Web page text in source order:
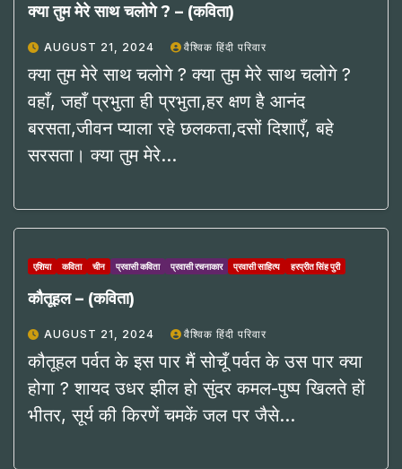
क्या तुम मेरे साथ चलोगे ? – (कविता)
AUGUST 21, 2024 वैश्विक हिंदी परिवार
क्या तुम मेरे साथ चलोगे ? क्या तुम मेरे साथ चलोगे ?
वहाँ, जहाँ प्रभुता ही प्रभुता,हर क्षण है आनंद
बरसता,जीवन प्याला रहे छलकता,दसों दिशाएँ, बहे
सरसता। क्या तुम मेरे…
एशिया कविता चीन प्रवासी कविता प्रवासी रचनाकार प्रवासी साहित्य हरप्रीत सिंह पुरी
कौतूहल – (कविता)
AUGUST 21, 2024 वैश्विक हिंदी परिवार
कौतूहल पर्वत के इस पार मैं सोचूँ पर्वत के उस पार क्या
होगा ? शायद उधर झील हो सुंदर कमल-पुष्प खिलते हों
भीतर, सूर्य की किरणें चमकें जल पर जैसे…